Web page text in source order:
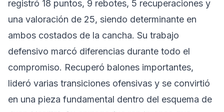
registró 18 puntos, 9 rebotes, 5 recuperaciones y
una valoración de 25, siendo determinante en
ambos costados de la cancha. Su trabajo
defensivo marcó diferencias durante todo el
compromiso. Recuperó balones importantes,
lideró varias transiciones ofensivas y se convirtió
en una pieza fundamental dentro del esquema de